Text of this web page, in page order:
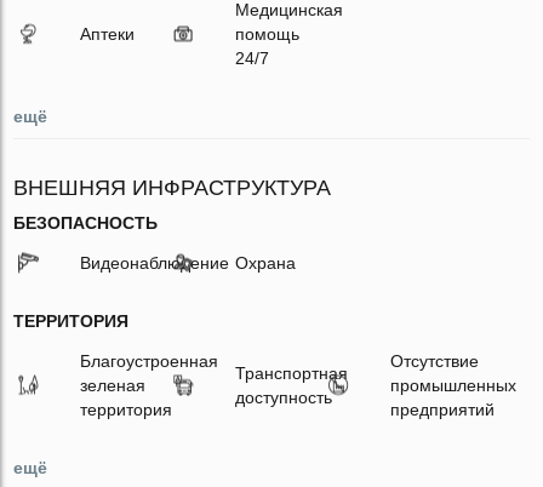
Аптеки
Медицинская
помощь
24/7
ещё
ВНЕШНЯЯ ИНФРАСТРУКТУРА
БЕЗОПАСНОСТЬ
Видеонаблюдение Охрана
ТЕРРИТОРИЯ
Благоустроенная
зеленая
территория
Транспортная
доступность
Отсутствие
промышленных
предприятий
ещё